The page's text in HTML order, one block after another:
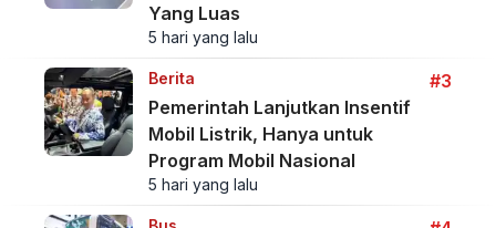
Yang Luas
5 hari yang lalu
Berita
#3
Pemerintah Lanjutkan Insentif
Mobil Listrik, Hanya untuk
Program Mobil Nasional
5 hari yang lalu